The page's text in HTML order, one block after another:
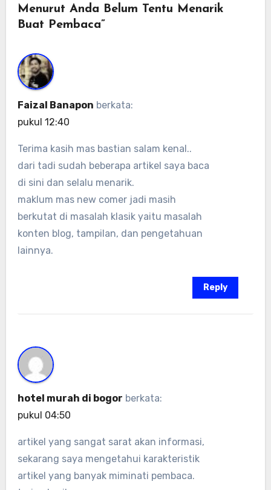
Menurut Anda Belum Tentu Menarik
Buat Pembaca”
Faizal Banapon berkata:
pukul 12:40
Terima kasih mas bastian salam kenal..
dari tadi sudah beberapa artikel saya baca
di sini dan selalu menarik.
maklum mas new comer jadi masih
berkutat di masalah klasik yaitu masalah
konten blog, tampilan, dan pengetahuan
lainnya.
Reply
hotel murah di bogor berkata:
pukul 04:50
artikel yang sangat sarat akan informasi,
sekarang saya mengetahui karakteristik
artikel yang banyak miminati pembaca.